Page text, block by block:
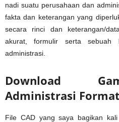
nadi suatu perusahaan dan
fakta dan keterangan yang
secara rinci dan keterangan/
akurat, formulir serta sebuah
administrasi.
Download
Administrasi Format
File CAD yang saya bagikan